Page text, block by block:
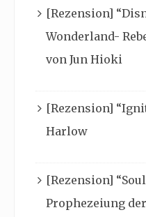
[Rezension]
Wonderland-
von Jun Hioki
[Rezension]
Harlow
[Rezension]
Prophezeiung